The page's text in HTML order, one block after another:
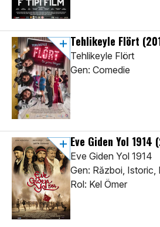
Tehlikeyle Flört
Tehlikeyle Flört
Gen: Comedie
Eve Giden Yol 1914
Eve Giden Yol 1914
Gen: Război, Istoric,
Rol: Kel Ömer